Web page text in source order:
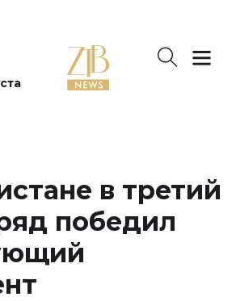
в третий
победил